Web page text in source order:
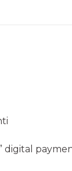
digital